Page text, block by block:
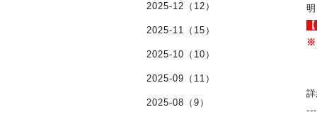
※
2025-12（12）
2025-11（15）
2025-10（10）
2025-09（11）
2025-08（9）